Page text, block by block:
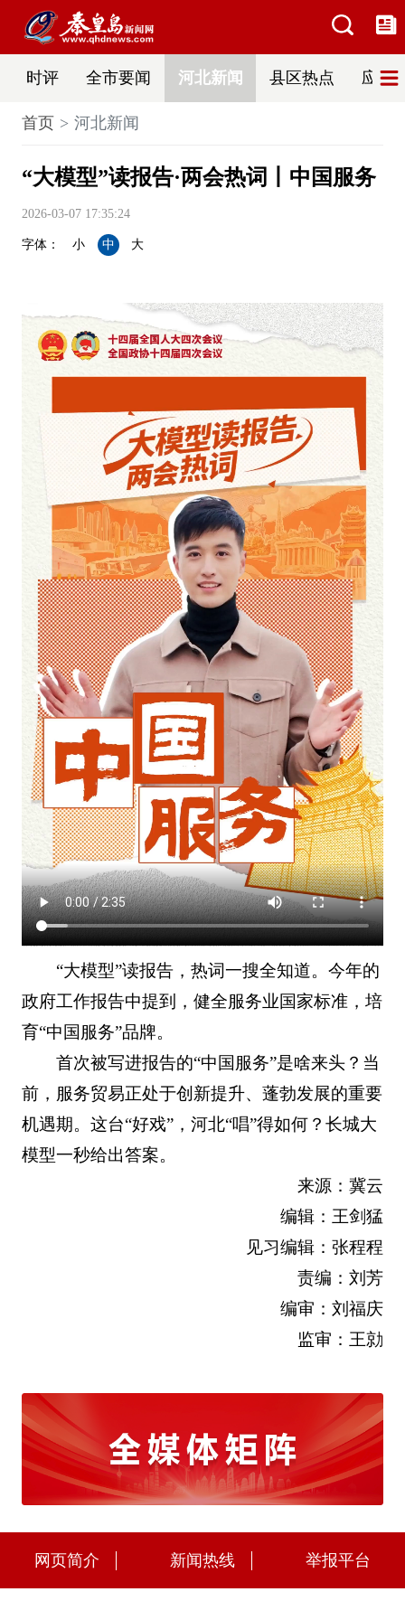
时评 全市要闻 河北新闻 县区热点 应急
首页 河北新闻
“大模型”读报告·两会热词丨中国服务
2026-03-07 17:35:24
字体： 小 中 大
“大模型”读报告，热词一搜全知道。今年的
政府工作报告中提到，健全服务业国家标准，培
育“中国服务”品牌。
首次被写进报告的“中国服务”是啥来头？当
前，服务贸易正处于创新提升、蓬勃发展的重要
机遇期。这台“好戏”，河北“唱”得如何？长城大
模型一秒给出答案。
来源：冀云
编辑：王剑猛
见习编辑：张程程
责编：刘芳
编审：刘福庆
监审：王勍
网页简介 新闻热线 举报平台